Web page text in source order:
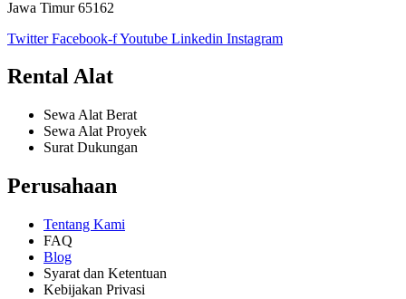
Jawa Timur 65162
Twitter Facebook-fYoutube Linkedin Instagram
Rental Alat
Sewa Alat Berat
Sewa Alat Proyek
Surat Dukungan
Perusahaan
Tentang Kami
FAQ
Blog
Syarat dan Ketentuan
Kebijakan Privasi